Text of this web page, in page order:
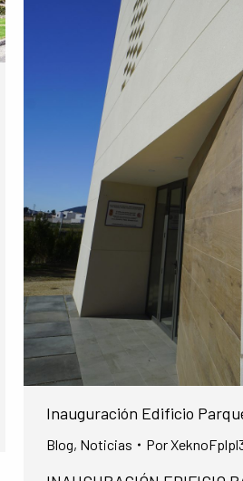
Inauguración Edificio
Blog, Noticias Por